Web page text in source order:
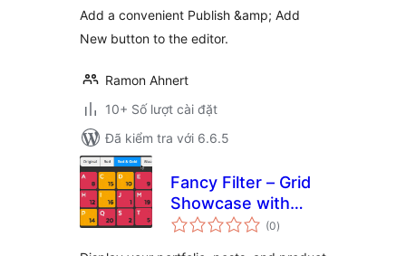
Add a convenient Publish &amp; Add
New button to the editor.
Ramon Ahnert
10+ Số lượt cài đặt
Đã kiểm tra với 6.6.5
Fancy Filter – Grid
Showcase with
Category Filters
(0tổng
đánh
)